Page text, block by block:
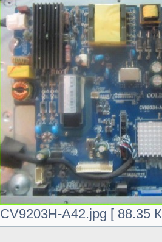
CV9203H-A42.jpg [ 88.35